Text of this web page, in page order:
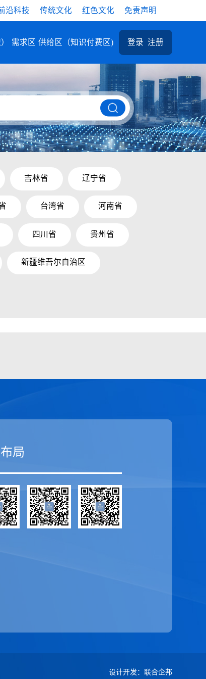
沿科技 传统文化 红色文化 免责声明
需求区 供给区（知识付费区) 登录 注册
吉林省 辽宁省
台湾省 河南省
四川省 贵州省
新疆维吾尔自治区
局
设计开发 ： 联合企邦